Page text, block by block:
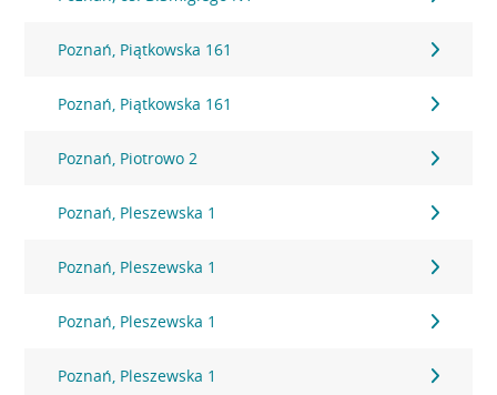
Poznań, Piątkowska 161
Poznań, Piątkowska 161
Poznań, Piotrowo 2
Poznań, Pleszewska 1
Poznań, Pleszewska 1
Poznań, Pleszewska 1
Poznań, Pleszewska 1